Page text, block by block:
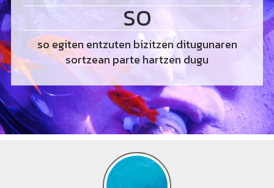
SO
so egiten entzuten bizitzen ditugunaren
sortzean parte hartzen dugu